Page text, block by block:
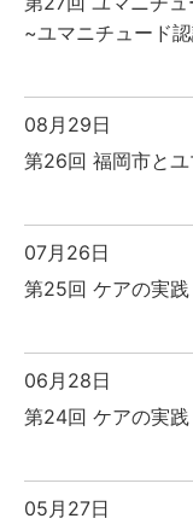
~ユマニチュード
08月29日
第26回 福岡市と
07月26日
第25回 ケアの実践
06月28日
第24回 ケアの実践
05月27日